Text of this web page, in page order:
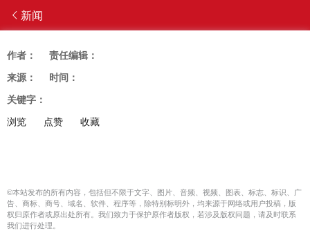
新闻
作者：
责任编辑：
来源：
时间：
关键字：
浏览
点赞 收藏
©本站发布的所有内容，包括但不限于文字、图片、音频、视频、图表、标志、标识、广
告、商标、商号、域名、软件、程序等，除特别标明外，均来源于网络或用户投稿，版
权归原作者或原出处所有。我们致力于保护原作者版权，若涉及版权问题，请及时联系
我们进行处理。